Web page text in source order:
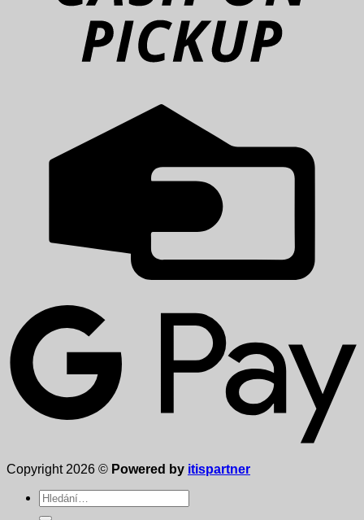
Copyright 2026 © Powered by itispartner
Hledat: